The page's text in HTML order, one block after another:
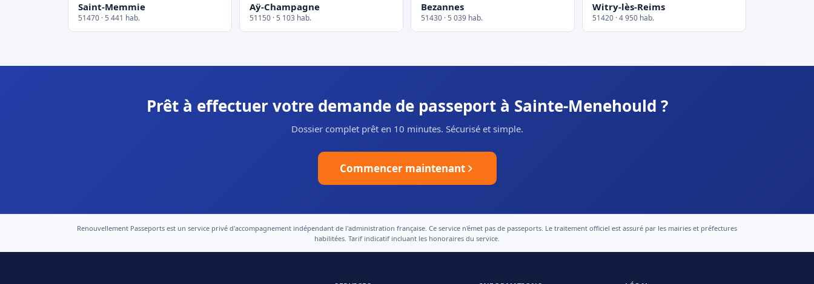
Saint-Memmie
51470 · 5 441 hab.
Aÿ-Champagne
51150 · 5 103 hab.
Bezannes
51430 · 5 039 hab.
Witry-lès-Reims
51420 · 4 950 hab.
Prêt à effectuer votre demande de passeport à Sainte-Menehould ?
Dossier complet prêt en 10 minutes. Sécurisé et simple.
Commencer maintenant
Renouvellement Passeports est un service privé d'accompagnement indépendant de l'administration française. Ce service n'émet pas de passeports. Le traitement officiel est assuré par les mairies et préfectures
habilitées. Tarif indicatif incluant les honoraires du service.